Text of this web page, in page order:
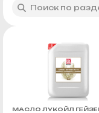
МАСЛО ЛУКОЙЛ